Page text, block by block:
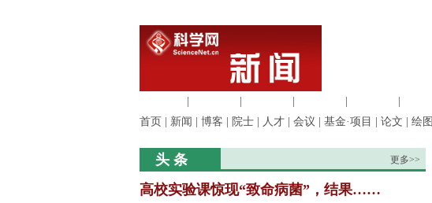
首页
新闻 博客 院士 人才 会议 基金·项目 论文 绘图
头 条 更多>>
高校实验课惊现“致命病菌”，结果……